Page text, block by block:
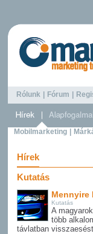
Rólunk Fórum
Mobilmarketing
Hírek
Kutatás
Mennyire
Kutatás
A
több
távlatban